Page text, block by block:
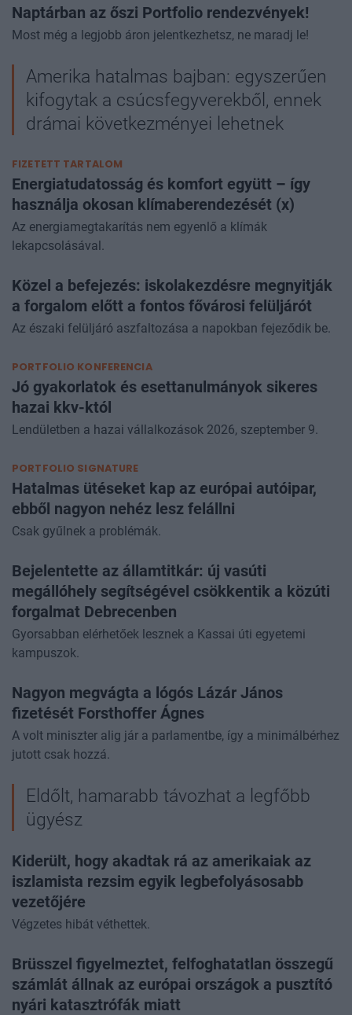
Naptárban az őszi Portfolio rendezvények!
Most még a legjobb áron jelentkezhetsz, ne maradj le!
Amerika hatalmas bajban: egyszerűen
kifogytak a csúcsfegyverekből, ennek
drámai következményei lehetnek
FIZETETT TARTALOM
Energiatudatosság és komfort együtt – így
használja okosan klímaberendezését (x)
Az energiamegtakarítás nem egyenlő a klímák
lekapcsolásával.
Közel a befejezés: iskolakezdésre megnyitják
a forgalom előtt a fontos fővárosi felüljárót
Az északi felüljáró aszfaltozása a napokban fejeződik be.
PORTFOLIO KONFERENCIA
Jó gyakorlatok és esettanulmányok sikeres
hazai kkv-któl
Lendületben a hazai vállalkozások 2026, szeptember 9.
PORTFOLIO SIGNATURE
Hatalmas ütéseket kap az európai autóipar,
ebből nagyon nehéz lesz felállni
Csak gyűlnek a problémák.
Bejelentette az államtitkár: új vasúti
megállóhely segítségével csökkentik a közúti
forgalmat Debrecenben
Gyorsabban elérhetőek lesznek a Kassai úti egyetemi
kampuszok.
Nagyon megvágta a lógós Lázár János
fizetését Forsthoffer Ágnes
A volt miniszter alig jár a parlamentbe, így a minimálbérhez
jutott csak hozzá.
Eldőlt, hamarabb távozhat a legfőbb
ügyész
Kiderült, hogy akadtak rá az amerikaiak az
iszlamista rezsim egyik legbefolyásosabb
vezetőjére
Végzetes hibát véthettek.
Brüsszel figyelmeztet, felfoghatatlan összegű
számlát állnak az európai országok a pusztító
nyári katasztrófák miatt